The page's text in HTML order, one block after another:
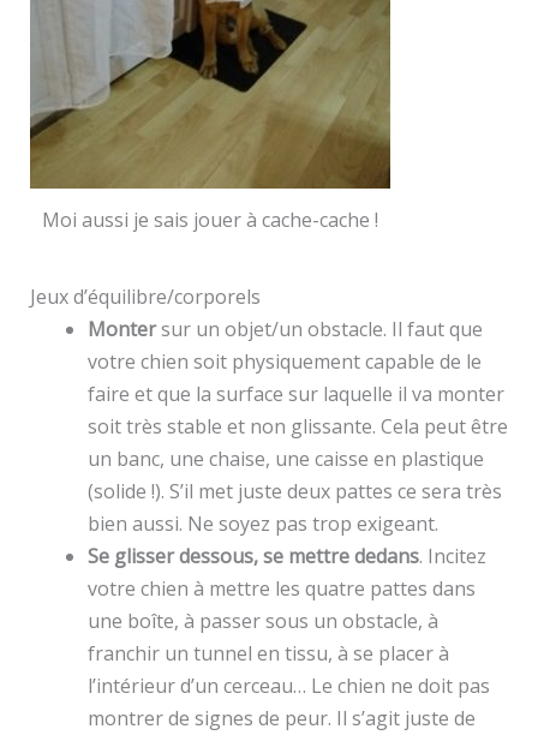
Moi aussi je sais jouer à cache-cache !
Jeux d’équilibre/corporels
Montersur un objet/un obstacle. Il faut que
votre chien soit physiquement capable de le
faire et que la surface sur laquelle il va monter
soit très stable et non glissante. Cela peut être
un banc, une chaise, une caisse en plastique
(solide !). S’il met juste deux pattes ce sera très
bien aussi. Ne soyez pas trop exigeant.
Se glisser dessous, se mettre dedans. Incitez
votre chien à mettre les quatre pattes dans
une boîte, à passer sous un obstacle, à
franchir un tunnel en tissu, à se placer à
l’intérieur d’un cerceau… Le chien ne doit pas
montrer de signes de peur. Il s’agit juste de